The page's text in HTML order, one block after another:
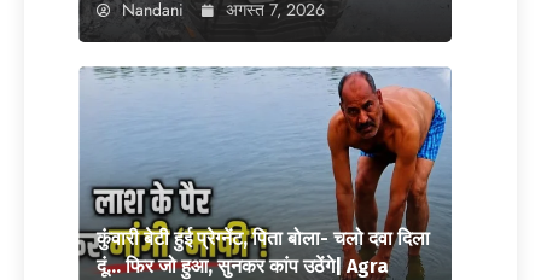
Nandani अगस्त 7, 2026
कुंवारी बेटी हुई प्रेग्नेंट, पिता बोला- चलो दवा दिला
दूं… फिर जो हुआ, सुनकर कांप उठेंगे| Agra